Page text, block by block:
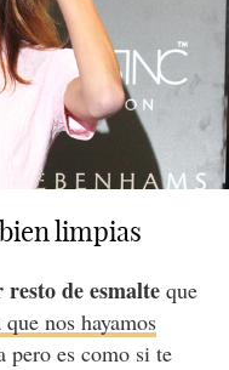
limpias
de esmalteque
nos hayamos
pero es como si te